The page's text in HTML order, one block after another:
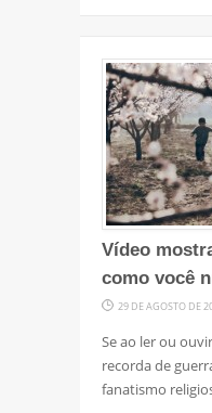
Vídeo
como você
29 DE AGOSTO DE
Se ao ler ou
recorda de
fanatismo